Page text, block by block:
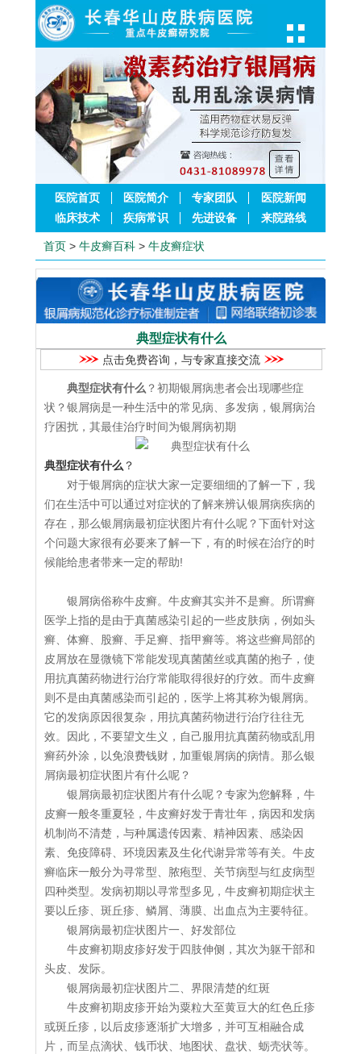
医院首页 医院简介 专家团队
医院新闻
临床技术
疾病常识 先进设备 来院路线
首页 > 牛皮癣百科 > 牛皮癣症状
典型症状有什么
点击免费咨询，与专家直接交流
典型症状有什么 ？初期银屑病患者会出现哪些症
状？银屑病是一种生活中的常见病、多发病，银屑病治
疗困扰，其最佳治疗时间为银屑病初期
典型症状有什么 ？
对于银屑病的症状大家一定要细细的了解一下，我
们在生活中可以通过对症状的了解来辨认银屑病疾病的
存在，那么银屑病最初症状图片有什么呢？下面针对这
个问题大家很有必要来了解一下，有的时候在治疗的时
候能给患者带来一定的帮助!
银屑病俗称牛皮癣。牛皮癣其实并不是癣。所谓癣
医学上指的是由于真菌感染引起的一些皮肤病，例如头
癣、体癣、股癣、手足癣、指甲癣等。将这些癣局部的
皮屑放在显微镜下常能发现真菌菌丝或真菌的抱子，使
用抗真菌药物进行治疗常能取得很好的疗效。而牛皮癣
则不是由真菌感染而引起的，医学上将其称为银屑病。
它的发病原因很复杂，用抗真菌药物进行治疗往往无
效。因此，不要望文生义，自己服用抗真菌药物或乱用
癣药外涂，以免浪费钱财，加重银屑病的病情。那么银
屑病最初症状图片有什么呢？
银屑病最初症状图片有什么呢？专家为您解释，牛
皮癣一般冬重夏轻，牛皮癣好发于青壮年，病因和发病
机制尚不清楚，与种属遗传因素、精神因素、感染因
素、免疫障碍、环境因素及生化代谢异常等有关。牛皮
癣临床一般分为寻常型、脓疱型、关节病型与红皮病型
四种类型。发病初期以寻常型多见，牛皮癣初期症状主
要以丘疹、斑丘疹、鳞屑、薄膜、出血点为主要特征。
银屑病最初症状图片一、好发部位
牛皮癣初期皮疹好发于四肢伸侧，其次为躯干部和
头皮、发际。
银屑病最初症状图片二、界限清楚的红斑
牛皮癣初期皮疹开始为粟粒大至黄豆大的红色丘疹
或斑丘疹，以后皮疹逐渐扩大增多，并可互相融合成
片，而呈点滴状、钱币状、地图状、盘状、蛎壳状等。